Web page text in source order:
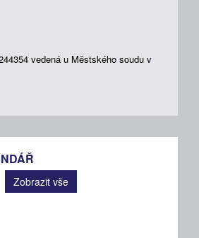
vedená u Městského soudu v
Zobrazit vše